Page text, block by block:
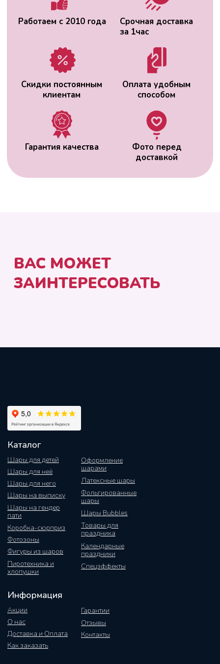
ВАС МОЖЕТ
ЗАИНТЕРЕСОВАТЬ
Каталог
Шары для детей
Шары для неё
Шары на выписку
Шары на гендер
пати
Коробка-сюрприз
Фотозоны
Оформление
шарами
Фигуры из шаров
Латексные шары
Фольгированные
шары
Шары Bubbles
Шары для него
Товары для
праздника
Календарные
праздники
Пиротехника и
хлопушки
Спецэффекты
Информация
Акции
О нас
Как заказать
Гарантии
Отзывы
Контакты
Доставка и Оплата